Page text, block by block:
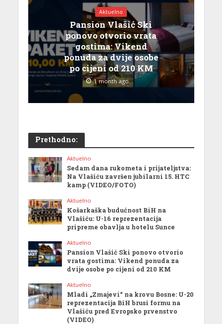
Aktuelno
Pansion Vlašić Ski
ponovo otvorio vrata
gostima: Vikend
ponuda za dvije osobe
po cijeni od 210 KM
1 month ago
Prethodno:
Aktuelno
Sedam dana rukometa i prijateljstva:
Na Vlašiću završen jubilarni 15. HTC
kamp (VIDEO/FOTO)
Aktuelno
Košarkaška budućnost BiH na
Vlašiću: U-16 reprezentacija
pripreme obavlja u hotelu Sunce
Aktuelno
Pansion Vlašić Ski ponovo otvorio
vrata gostima: Vikend ponuda za
dvije osobe po cijeni od 210 KM
Aktuelno
Mladi „Zmajevi“ na krovu Bosne: U-20
reprezentacija BiH brusi formu na
Vlašiću pred Evropsko prvenstvo
(VIDEO)